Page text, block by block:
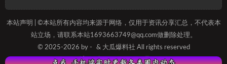
本站声明 | ©本站所有内容均来源于网络，仅用于资讯分享汇总，不代表本
站立场，请联系本站1693663749@qq.com做删除处理。
© 2025-2026 by -
& 大瓜爆料社 All rights reserved
沪ICP备2023013657号